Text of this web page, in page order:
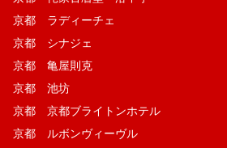
京都 ラディーチェ
京都 シナジェ
京都 亀屋則克
京都 池坊
京都 京都ブライトンホテル
京都 ルボンヴィーヴル